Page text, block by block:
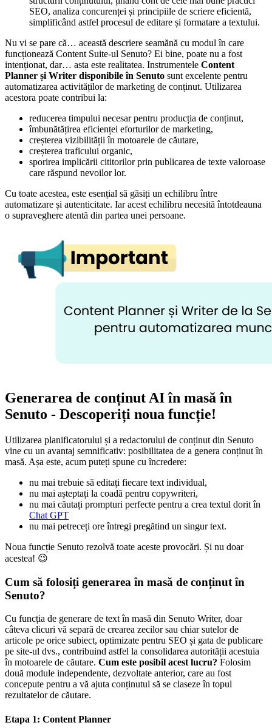
SEO, analiza concurenței și principiile de scriere eficientă,
simplificând astfel procesul de editare și formatare a textului.
Nu vi se pare că… această descriere seamănă cu modul în care
funcționează Content Suite-ul Senuto? Ei bine, poate nu a fost
intenționat, dar… asta este realitatea. Instrumentele Content
Planner și Writer disponibile în Senuto sunt excelente pentru
automatizarea activităților de marketing de conținut. Utilizarea
acestora poate contribui la:
reducerea timpului necesar pentru producția de conținut,
îmbunătățirea eficienței eforturilor de marketing,
creșterea vizibilității în motoarele de căutare,
creșterea traficului organic,
sporirea implicării cititorilor prin publicarea de texte valoroase
care răspund nevoilor lor.
Cu toate acestea, este esențial să găsiți un echilibru între
automatizare și autenticitate. Iar acest echilibru necesită întotdeauna
o supraveghere atentă din partea unei persoane.
Generarea de conținut AI în masă în
Senuto - Descoperiți noua funcție!
Utilizarea planificatorului și a redactorului de conținut din Senuto
vine cu un avantaj semnificativ: posibilitatea de a genera conținut în
masă. Așa este, acum puteți spune cu încredere:
nu mai trebuie să editați fiecare text individual,
nu mai așteptați la coadă pentru copywriteri,
nu mai căutați prompturi perfecte pentru a crea textul dorit în
Chat GPT
nu mai petreceți ore întregi pregătind un singur text.
Noua funcție Senuto rezolvă toate aceste provocări. Și nu doar
acestea! 😉
Cum să folosiți generarea în masă de conținut în
Senuto?
Cu funcția de generare de text în masă din Senuto Writer, doar
câteva clicuri vă separă de crearea zecilor sau chiar sutelor de
articole pe orice subiect, optimizate pentru SEO și gata de publicare
pe site-ul dvs., contribuind astfel la consolidarea autorității acestuia
în motoarele de căutare. Cum este posibil acest lucru? Folosim
două module independente, dezvoltate anterior, care au fost
concepute pentru a vă ajuta conținutul să se claseze în topul
rezultatelor de căutare.
Etapa 1: Content Planner